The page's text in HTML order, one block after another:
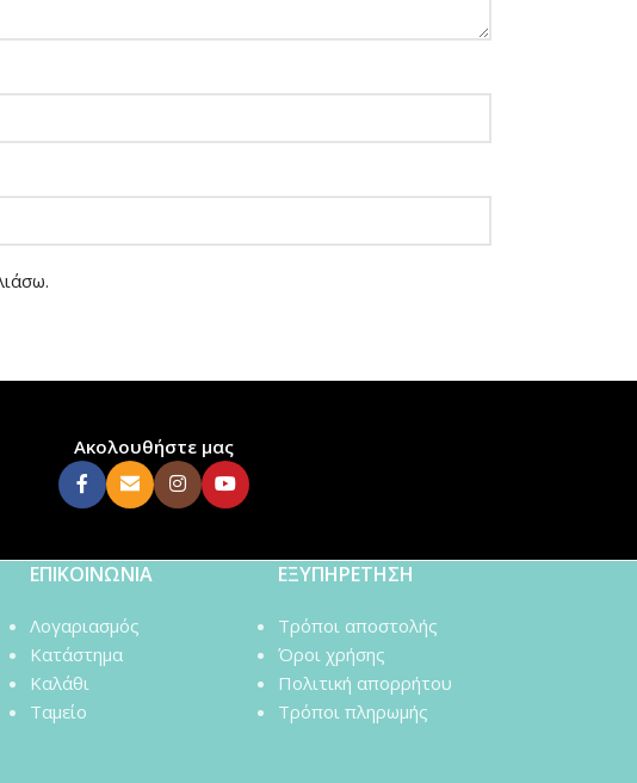
Ακολουθήστε μας
ΕΠΙΚΟΙΝΩΝΙΑ
Λογαριασμός
Κατάστημα
Καλάθι
Ταμείο
ΕΞΥΠΗΡΕΤΗΣΗ
Τρόποι αποστολής
Όροι χρήσης
Πολιτική απορρήτου
Τρόποι πληρωμής